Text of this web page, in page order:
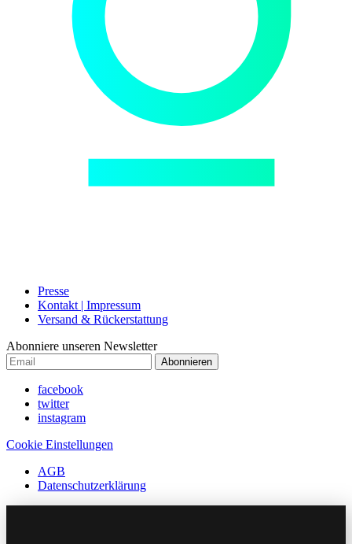
Presse
Kontakt | Impressum
Versand & Rückerstattung
Abonniere unseren Newsletter
Abonnieren
facebook
twitter
instagram
Cookie Einstellungen
AGB
Datenschutzerklärung